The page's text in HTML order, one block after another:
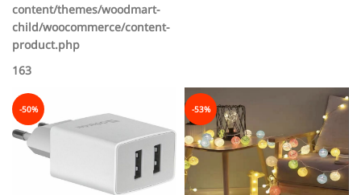
content/themes/woodmart-
child/woocommerce/content-
product.php
163
-50% -53%